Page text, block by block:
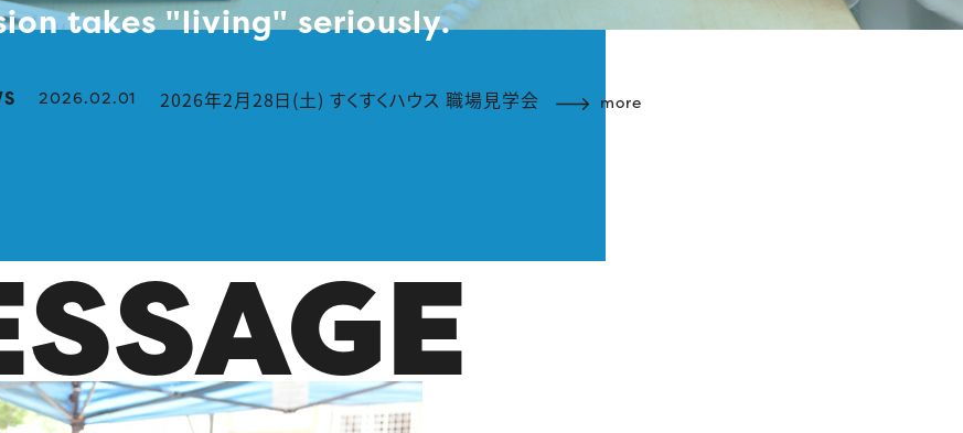
takes "living" seriously.
2026.02.01 2026年2月28日(土) すくすくハウス 職場見学会
2023.07.18 「本部拠点（大網白里市）、長生拠点（茂原市）の事業所見学及び就職説明会2023」
2026.02.01 2026年2月28日(土) すくすくハウス 職場見学会
2023.07.18 「本部拠点（大網白里市）、長生拠点（茂原市）の事業所見学及び就職説明会2023」
more